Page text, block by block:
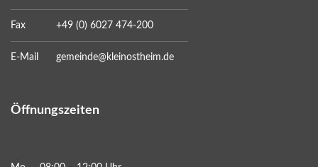
Fax +49 (0) 6027 474-200
E-Mail gemeinde@kleinostheim.de
Öffnungszeiten